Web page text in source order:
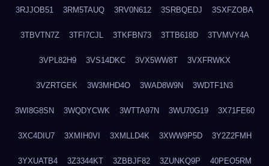
3RJJOB51 3RM5TAUQ 3RV0N612 3SRBQEDJ 3SXFZOBA
3TBVTN7Z 3TFI7CJL 3TKFBN73 3TTB618D 3TVMVY4A
3VPL82H9 3VS14DKC 3VX5WW8T 3VXFRWKX
3VZRTGEK 3W3MHD4O 3WAD8W9N 3WDTF1N3
3WI8G8SN 3WQDYCWK 3WTTA97N 3WU70G19 3X71FE60
3XC4DIU7 3XMIH0VI 3XMLLD4K 3XWW9P5D 3Y2Z2FMH
3YXUATB4 3Z3344KT 3ZBBJF82 3ZUNKQ9P 40PEO5RM